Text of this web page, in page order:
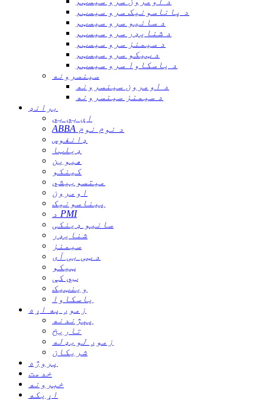
د پاناسونیک سرو سیسټم
د سانیو سرو سیسټم
د شنایډر سرو سیسټم
د سیمنز سرو سیسټم
د ټیکو سرو سیسټم
د یاسکاوا سرو سیسټم
سینسرونه
د اومرون سینسرونه
د سیمنز سینسرونه
برانډ
اې بي بي
ABBA د نوم نوم
ډانفوس
ډیلټا
هیوین
کینکو
میتسوبیشي
اومرون
پیناسونیک
د PMI
سانیو ډینکی
شنایډر
سیمنز
د ټی بی آی
ټیکو
ټي کې
وینټیک
یاسکاوا
زموږ په اړه
پېژندنه
تاریخ
زموږ لوبډله
شریکان
پروژه
خدمت
خبرونه
اړیکه